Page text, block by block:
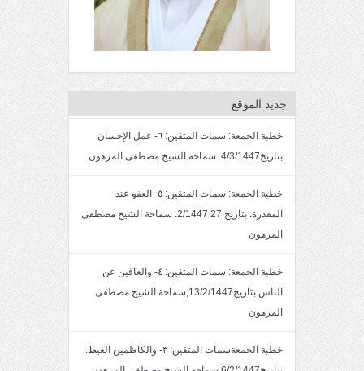
جديد الموقع
خطبة الجمعة: سمات المتقين: ٦- عمل الإحسان
بتاريخ4/3/1447. سماحة الشيخ مصطفى المرهون
خطبة الجمعة: سمات المتقين: ٥- العفو عند
المقدرة. بتاريخ 27 2/1447. سماحة الشيخ مصطفى
المرهون
خطبة الجمعة: سمات المتقين: ٤- والعافين عن
الناس.بتاريخ13/2/1447,سماحة الشيخ مصطفى
المرهون
خطبة الجمعةسمات المتقين: ٣- والكاظمين الغيظ.